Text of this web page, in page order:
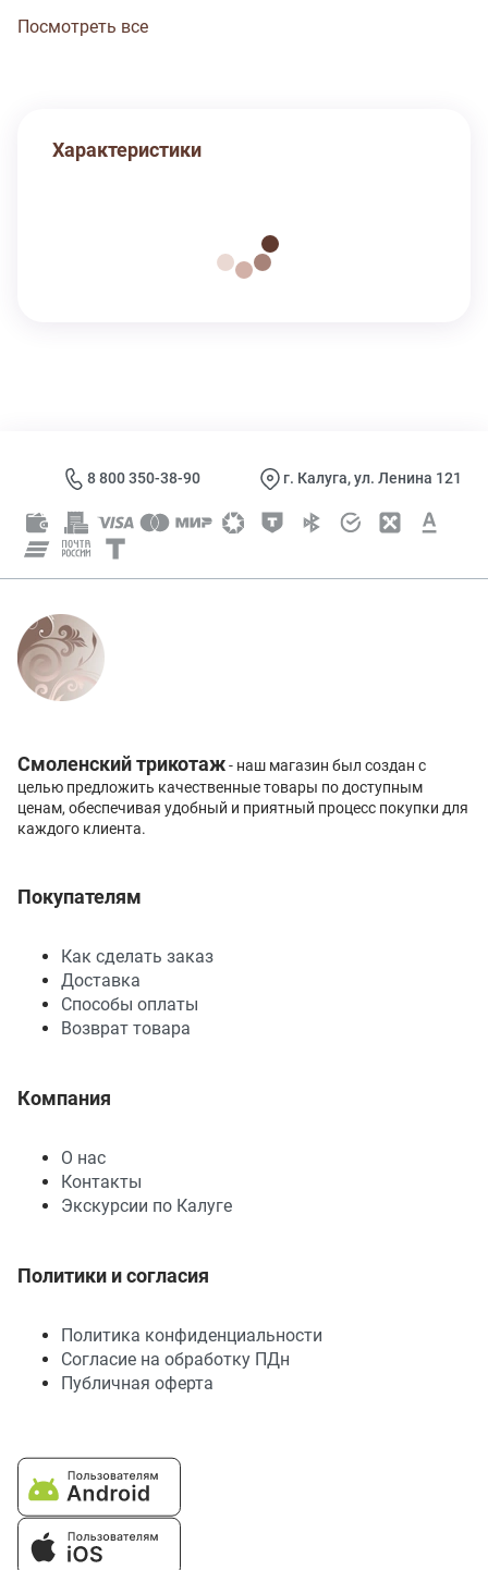
Посмотреть все
Характеристики
8 800 350-38-90 г. Калуга, ул. Ленина 121
Смоленский трикотаж- наш магазин был создан с
целью предложить качественные товары по доступным
ценам, обеспечивая удобный и приятный процесс покупки для
каждого клиента.
Покупателям
Как сделать заказ
Доставка
Способы оплаты
Возврат товара
Компания
О нас
Контакты
Экскурсии по Калуге
Политики и согласия
Политика конфиденциальности
Согласие на обработку ПДн
Публичная оферта